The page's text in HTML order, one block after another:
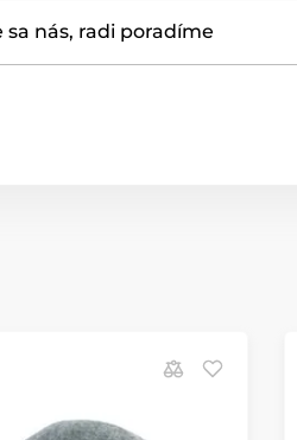
nás, radi poradíme